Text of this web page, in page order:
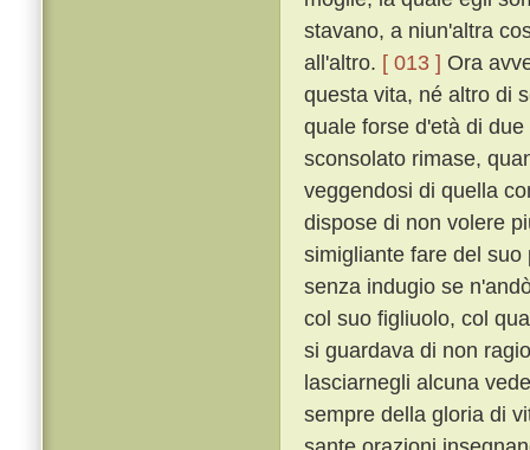
stavano, a niun'altra
all'altro. [ 013 ] Ora
questa vita, né altro di
quale forse d'età di
sconsolato rimase,
veggendosi di quella
dispose di non volere
simigliante fare del
senza indugio se
col suo figliuolo, col
si guardava di non
lasciarnegli alcuna
sempre della gloria di